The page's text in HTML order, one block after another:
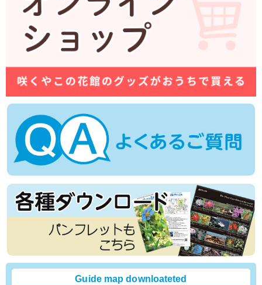
Guide map downloateted